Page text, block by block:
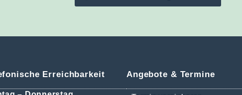
Erreichbarkeit Angebote & Termine